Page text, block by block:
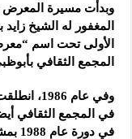
المغفور له الشيخ
الأولى تحت اسم
المجمع الثقافي بأبوظبي
وفي عام
في دورة عام 1988 بمشاركة 80 ناشراً من 10 دول عربية.